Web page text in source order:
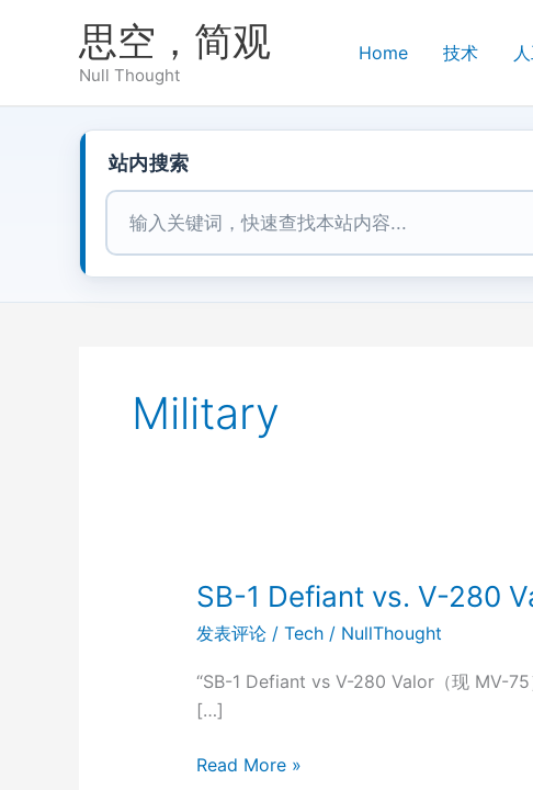
思空，简观
Null Thought
Home 技术
站内搜索
站内搜索
Military
SB-1 Defiant vs. V-280
发表评论 / Tech/ NullThought
“SB-1 Defiant vs V-280 Valor（现 MV-75
[…]
SB-
Read More »